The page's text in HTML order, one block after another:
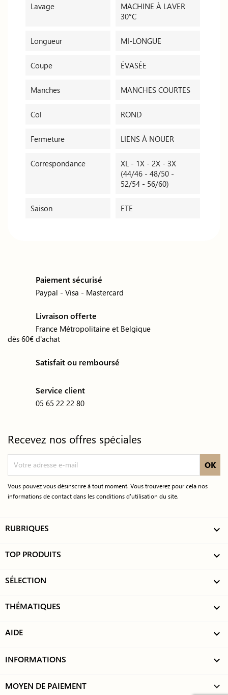
Lavage
MACHINE À LAVER
30°C
Longueur MI-LONGUE
Coupe ÉVASÉE
Manches MANCHES COURTES
Col ROND
Fermeture LIENS À NOUER
Correspondance
XL - 1X - 2X - 3X
(44/46 - 48/50 -
52/54 - 56/60)
Saison ETE
Paiement sécurisé
Paypal - Visa - Mastercard
Livraison offerte
France Métropolitaine et Belgique
dès 60€ d'achat
Satisfait ou remboursé
Service client
05 65 22 22 80
Recevez nos offres spéciales
Vous pouvez vous désinscrire à tout moment. Vous trouverez pour cela nos
informations de contact dans les conditions d'utilisation du site.
RUBRIQUES 
TOP PRODUITS 
SÉLECTION 
THÉMATIQUES 
AIDE 
INFORMATIONS 
MOYEN DE PAIEMENT keyboard_arrow_down